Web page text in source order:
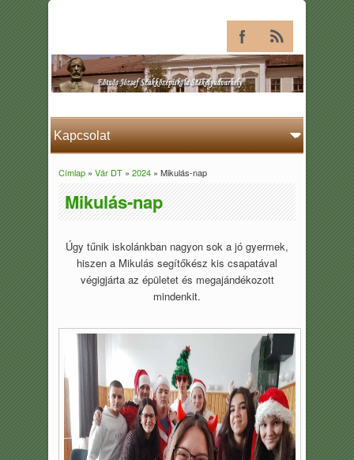
Jelenlegi hely
Címlap» Vár DT» 2024» Mikulás-nap
Mikulás-nap
Úgy tűnik iskolánkban nagyon sok a jó gyermek,
hiszen a Mikulás segítőkész kis csapatával
végigjárta az épületet és megajándékozott
mindenkit.